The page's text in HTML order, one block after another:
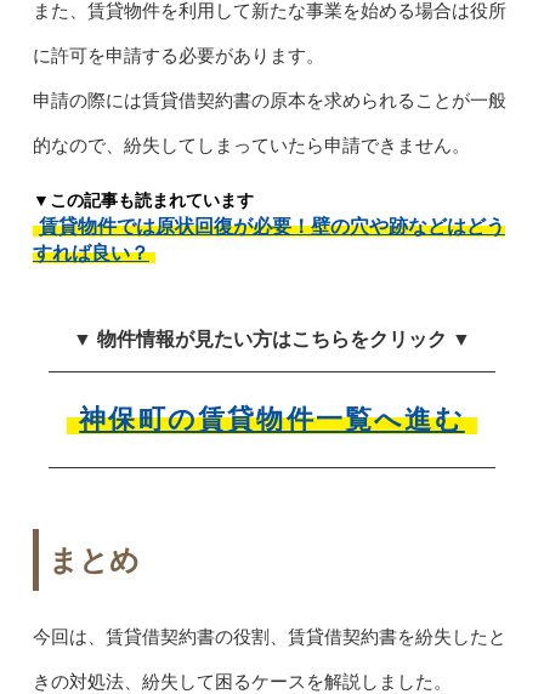
また、賃貸物件を利用して新たな事業を始める場合は役所
に許可を申請する必要があります。
申請の際には賃貸借契約書の原本を求められることが一般
的なので、紛失してしまっていたら申請できません。
▼この記事も読まれています
賃貸物件では原状回復が必要！壁の穴や跡などはどう
すれば良い？
▼ 物件情報が見たい方はこちらをクリック ▼
神保町の賃貸物件一覧へ進む
まとめ
今回は、賃貸借契約書の役割、賃貸借契約書を紛失したと
きの対処法、紛失して困るケースを解説しました。